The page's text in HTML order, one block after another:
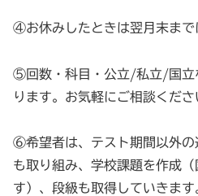
④お休みしたときは翌月末まで
⑤回数・科目・公立/私立/国立
ります。お気軽にご相談くださ
⑥希望者は、テスト期間以外
も取り組み、学校課題を作成
す）、段級も取得していきま